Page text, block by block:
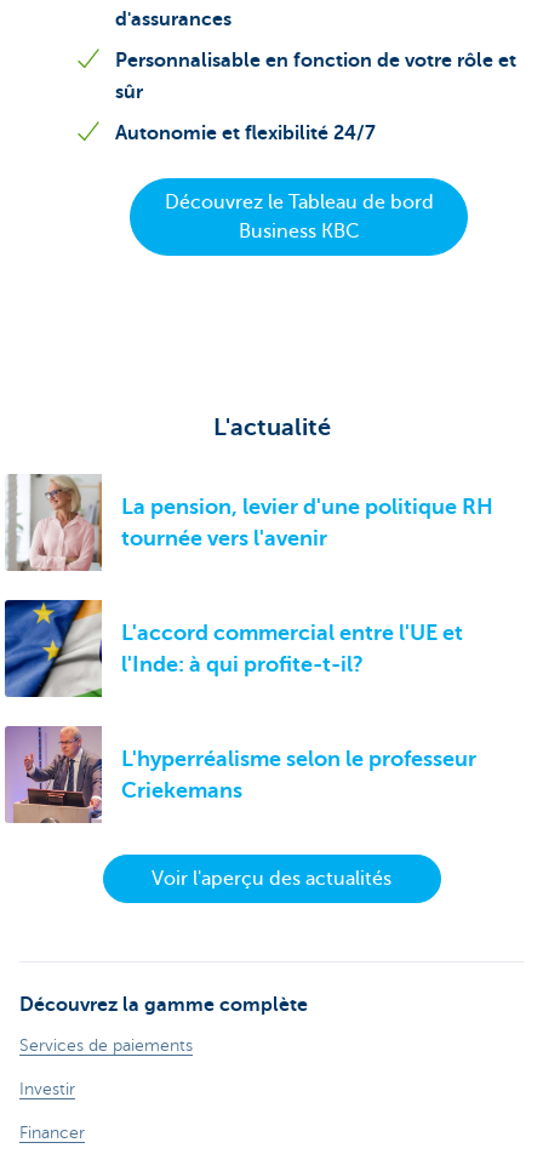
d'assurances
Personnalisable en fonction de votre rôle et
sûr
Autonomie et flexibilité 24/7
Découvrez le Tableau de bord
Business KBC
L'actualité
La pension, levier d'une politique RH
tournée vers l'avenir
L'accord commercial entre l'UE et
l'Inde: à qui profite-t-il?
L'hyperréalisme selon le professeur
Criekemans
Voir l'aperçu des actualités
Découvrez la gamme complète
Services de paiements
Investir
Financer